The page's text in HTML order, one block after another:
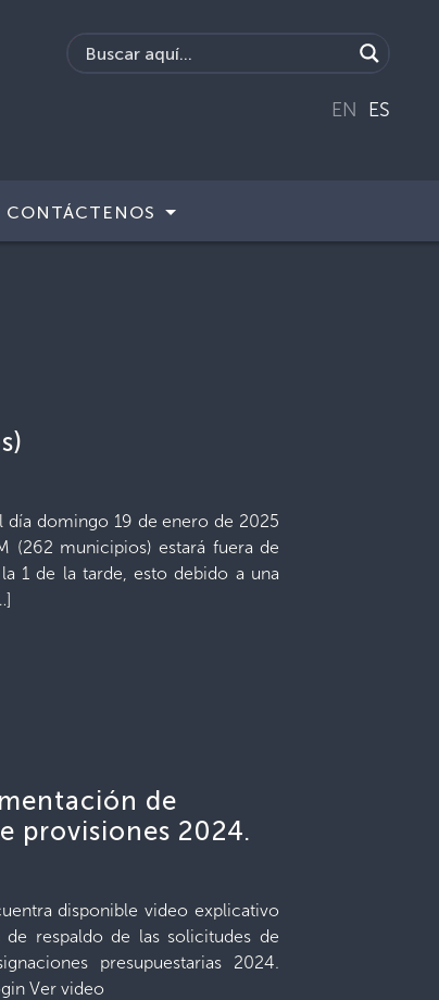
EN ES
CONTÁCTENOS
día domingo 19 de enero de 2025
(262 municipios) estará fuera de
1 de la tarde, esto debido a una
de
provisiones 2024.
disponible video explicativo
respaldo de las solicitudes de
presupuestarias 2024.
Ver video